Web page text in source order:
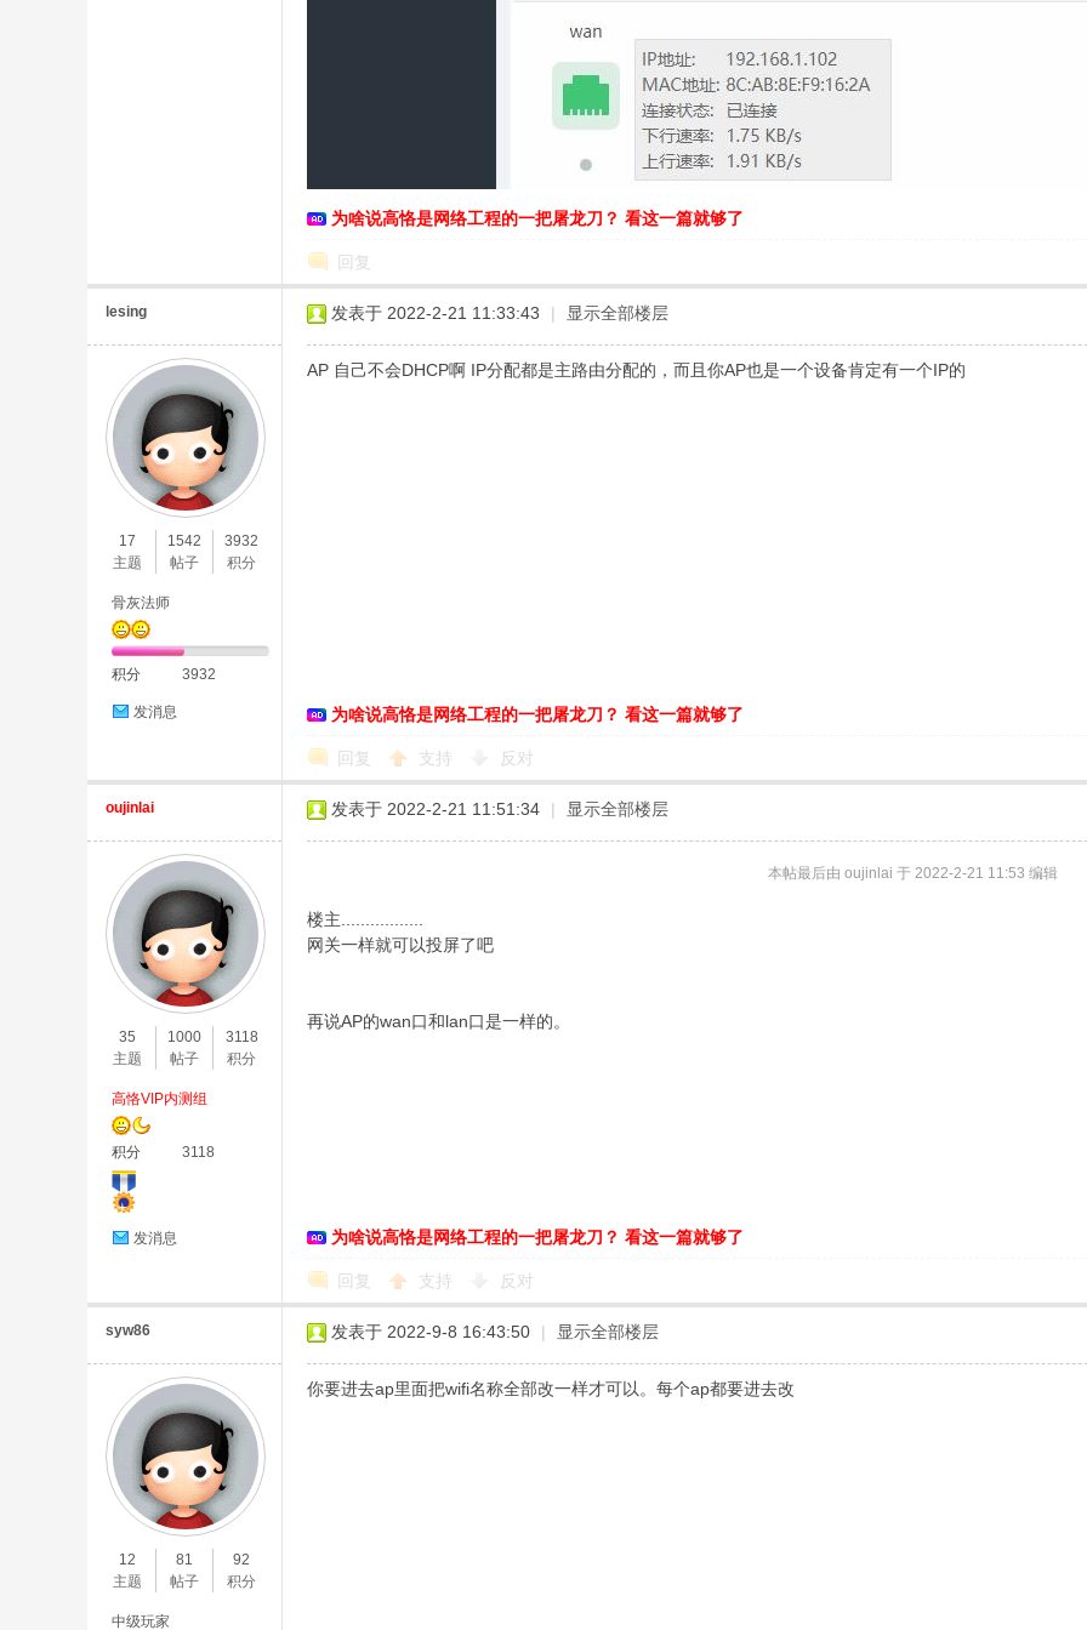
为啥说高恪是网络工程的一把屠龙刀？ 看这一篇就够了
回复
lesing
17
主题
1542
帖子
3932
积分
骨灰法师
积分 3932
发消息
发表于 2022-2-21 11:33:43 | 显示全部楼层
AP 自己不会DHCP啊 IP分配都是主路由分配的，而且你AP也是一个设备肯定有一个IP的
为啥说高恪是网络工程的一把屠龙刀？ 看这一篇就够了
回复 支持 反对
oujinlai
35
主题
1000
帖子
3118
积分
高恪VIP内测组
积分 3118
发消息
发表于 2022-2-21 11:51:34 | 显示全部楼层
本帖最后由 oujinlai 于 2022-2-21 11:53 编辑
楼主.................
网关一样就可以投屏了吧
再说AP的wan口和lan口是一样的。
为啥说高恪是网络工程的一把屠龙刀？ 看这一篇就够了
回复 支持 反对
syw86
12
主题
81
帖子
92
积分
中级玩家
发表于 2022-9-8 16:43:50 | 显示全部楼层
你要进去ap里面把wifi名称全部改一样才可以。每个ap都要进去改